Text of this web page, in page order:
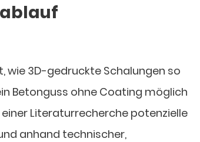
wie 3D-gedruckte Schalungen so
Betonguss ohne Coating möglich
Literaturrecherche potenzielle
anhand technischer,